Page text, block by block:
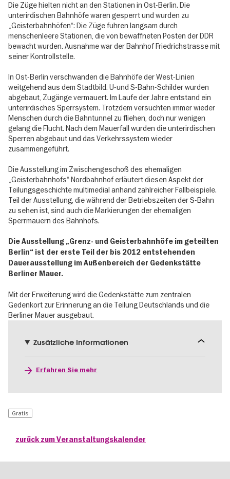
Die Züge hielten nicht an den Stationen in Ost-Berlin. Die
unterirdischen Bahnhöfe waren gesperrt und wurden zu
„Geisterbahnhöfen“: Die Züge fuhren langsam durch
menschenleere Stationen, die von bewaffneten Posten der DDR
bewacht wurden. Ausnahme war der Bahnhof Friedrichstrasse mit
seiner Kontrollstelle.
In Ost-Berlin verschwanden die Bahnhöfe der West-Linien
weitgehend aus dem Stadtbild. U-und S-Bahn-Schilder wurden
abgebaut, Zugänge vermauert. Im Laufe der Jahre entstand ein
unterirdisches Sperrsystem. Trotzdem versuchten immer wieder
Menschen durch die Bahntunnel zu fliehen, doch nur wenigen
gelang die Flucht. Nach dem Mauerfall wurden die unterirdischen
Sperren abgebaut und das Verkehrssystem wieder
zusammengeführt.
Die Ausstellung im Zwischengeschoß des ehemaligen
„Geisterbahnhofs“ Nordbahnhof erläutert diesen Aspekt der
Teilungsgeschichte multimedial anhand zahlreicher Fallbeispiele.
Teil der Ausstellung, die während der Betriebszeiten der S-Bahn
zu sehen ist, sind auch die Markierungen der ehemaligen
Sperrmauern des Bahnhofs.
Die Ausstellung „Grenz- und Geisterbahnhöfe im geteilten
Berlin“ ist der erste Teil der bis 2012 entstehenden
Dauerausstellung im Außenbereich der Gedenkstätte
Berliner Mauer.
Mit der Erweiterung wird die Gedenkstätte zum zentralen
Gedenkort zur Erinnerung an die Teilung Deutschlands und die
Berliner Mauer ausgebaut.
Zusätzliche Informationen
Erfahren Sie mehr
Gratis
zurück zum Veranstaltungskalender